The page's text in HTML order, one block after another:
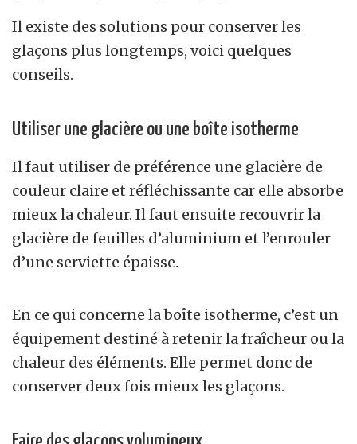
Il existe des solutions pour conserver les
glaçons plus longtemps, voici quelques
conseils.
Utiliser une glacière ou une boîte isotherme
Il faut utiliser de préférence une glacière de
couleur claire et réfléchissante car elle absorbe
mieux la chaleur. Il faut ensuite recouvrir la
glacière de feuilles d’aluminium et l’enrouler
d’une serviette épaisse.
En ce qui concerne la boîte isotherme, c’est un
équipement destiné à retenir la fraîcheur ou la
chaleur des éléments. Elle permet donc de
conserver deux fois mieux les glaçons.